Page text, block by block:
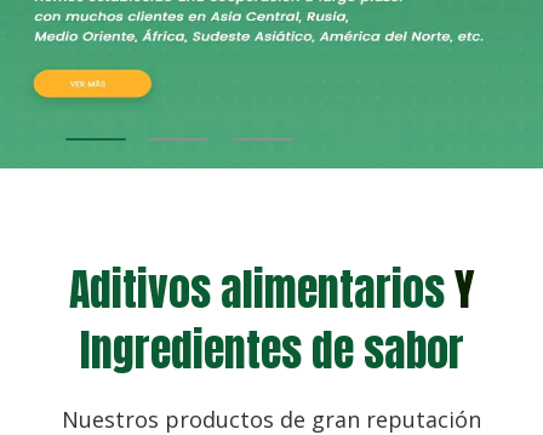
Aditivos alimentariosY
Ingredientes de sabor
Nuestros productos de gran reputación